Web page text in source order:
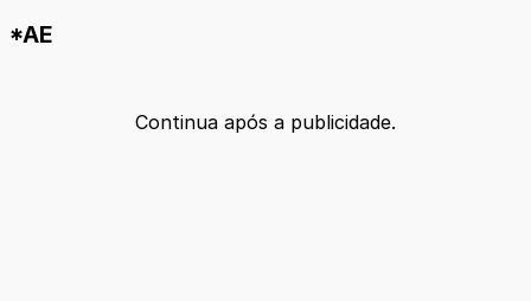
*AE
Continua após a publicidade.